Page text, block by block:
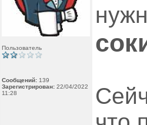
Пользователь
Сообщений: 139
Зарегистрирован: 22/04/2022
11:28